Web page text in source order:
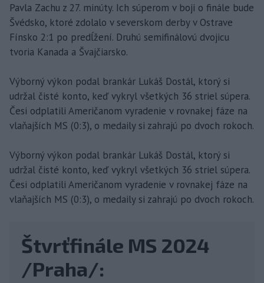
Pavla Zachu z 27. minúty. Ich súperom v boji o finále bude
Švédsko, ktoré zdolalo v severskom derby v Ostrave
Fínsko 2:1 po predĺžení. Druhú semifinálovú dvojicu
tvoria Kanada a Švajčiarsko.
Výborný výkon podal brankár Lukáš Dostál, ktorý si
udržal čisté konto, keď vykryl všetkých 36 striel súpera.
Česi odplatili Američanom vyradenie v rovnakej fáze na
vlaňajších MS (0:3), o medaily si zahrajú po dvoch rokoch.
Výborný výkon podal brankár Lukáš Dostál, ktorý si
udržal čisté konto, keď vykryl všetkých 36 striel súpera.
Česi odplatili Američanom vyradenie v rovnakej fáze na
vlaňajších MS (0:3), o medaily si zahrajú po dvoch rokoch.
Štvrťfinále MS 2024
/Praha/: